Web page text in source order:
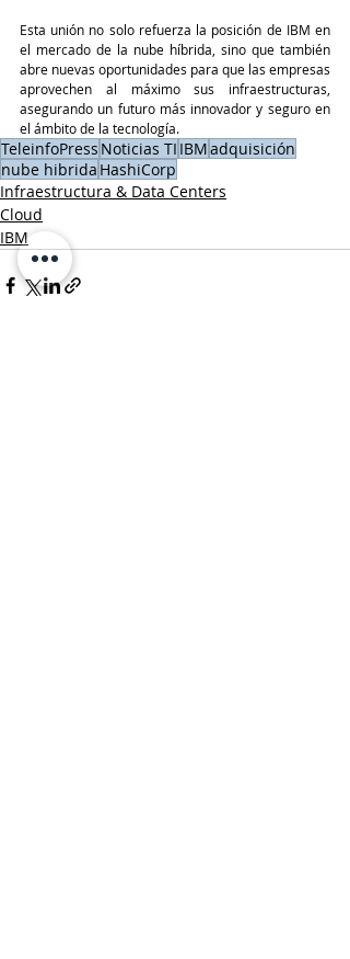
Esta unión no solo refuerza la posición de IBM en
el mercado de la nube híbrida, sino que también
abre nuevas oportunidades para que las empresas
aprovechen al máximo sus infraestructuras,
asegurando un futuro más innovador y seguro en
el ámbito de la tecnología.
TeleinfoPress Noticias TI IBMadquisición
nube hibrida HashiCorp
Infraestructura & Data Centers
Cloud
IBM